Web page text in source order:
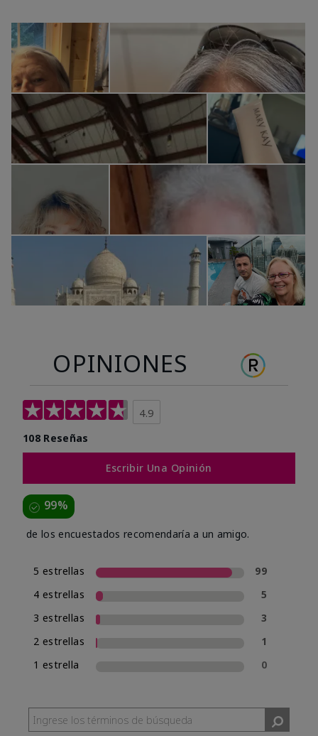
OPINIONES
4.9
108 Reseñas
Escribir Una Opinión
99%
de los encuestados recomendaría a un amigo.
5 estrellas
99
4 estrellas
5
3 estrellas
3
2 estrellas
1
1 estrella
0